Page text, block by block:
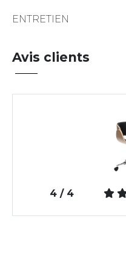
ENTRETIEN
Avis clients
4 / 4